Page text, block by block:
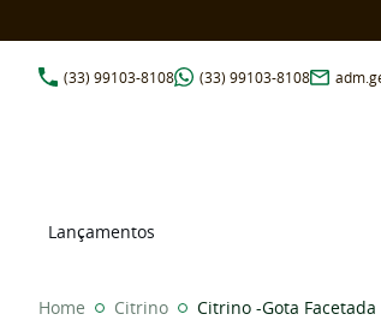
(33) 99103-8108 (33) 99103-8108
Lançamentos
Home Citrino Citrino -Gota